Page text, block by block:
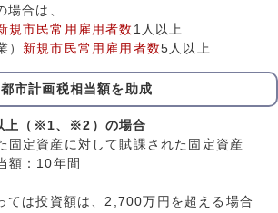
合は、
規市民常用雇用者数 1人以上
新規市民常用雇用者数5人以上
市計画税相当額を助成
上（※1、※2）の場合
定資産に対して賦課された固定資産
額：10年間
ては投資額は、2,700万円を超える場合